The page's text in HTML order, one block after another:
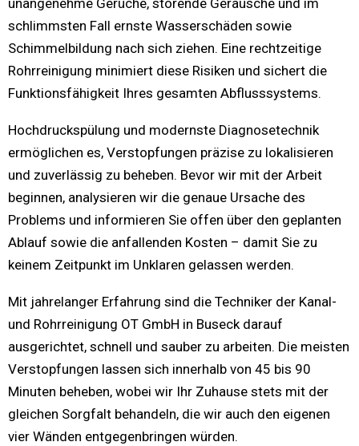
unangenehme Gerüche, störende Geräusche und im
schlimmsten Fall ernste Wasserschäden sowie
Schimmelbildung nach sich ziehen. Eine rechtzeitige
Rohrreinigung minimiert diese Risiken und sichert die
Funktionsfähigkeit Ihres gesamten Abflusssystems.
Hochdruckspülung und modernste Diagnosetechnik
ermöglichen es, Verstopfungen präzise zu lokalisieren
und zuverlässig zu beheben. Bevor wir mit der Arbeit
beginnen, analysieren wir die genaue Ursache des
Problems und informieren Sie offen über den geplanten
Ablauf sowie die anfallenden Kosten – damit Sie zu
keinem Zeitpunkt im Unklaren gelassen werden.
Mit jahrelanger Erfahrung sind die Techniker der Kanal-
und Rohrreinigung OT GmbH in Buseck darauf
ausgerichtet, schnell und sauber zu arbeiten. Die meisten
Verstopfungen lassen sich innerhalb von 45 bis 90
Minuten beheben, wobei wir Ihr Zuhause stets mit der
gleichen Sorgfalt behandeln, die wir auch den eigenen
vier Wänden entgegenbringen würden.